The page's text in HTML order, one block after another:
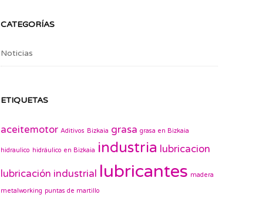
CATEGORÍAS
Noticias
ETIQUETAS
aceitemotor Aditivos Bizkaia grasa grasa en Bizkaia
hidraulico hidráulico en Bizkaia industria lubricacion
lubricación industrial lubricantes madera
metalworking puntas de martillo